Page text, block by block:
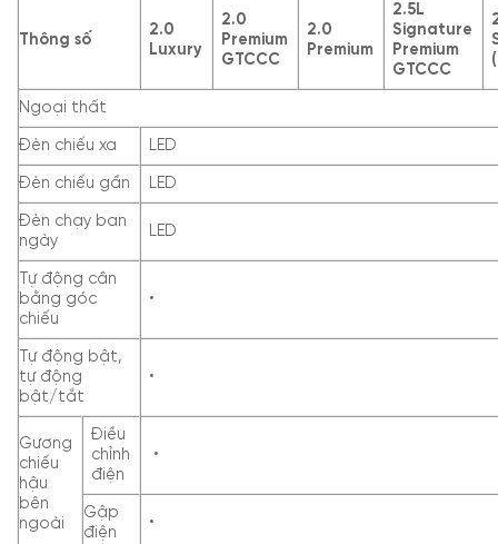
Thông số
2.0
Luxury
2.0
Premium
GTCCC
2.0
Premium
2.5L
Signature
Premium
GTCCC
Ngoại thất
Đèn chiếu xa LED
Đèn chiếu gần LED
Đèn chạy ban
ngày
LED
Tự động cân
bằng góc
chiếu
•
Tự động bật,
tự động
bật/tắt
•
Gương
chiếu
hậu
bên
ngoài
Điều
chỉnh
điện
•
Gập
điện
•